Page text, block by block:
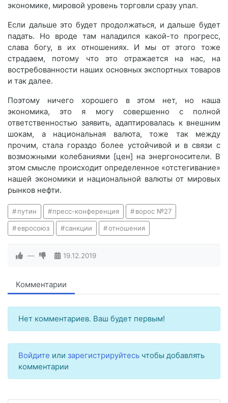
экономике, мировой уровень торговли сразу упал.
Если дальше это будет продолжаться, и дальше будет
падать. Но вроде там наладился какой-то прогресс,
слава богу, в их отношениях. И мы от этого тоже
страдаем, потому что это отражается на нас, на
востребованности наших основных экспортных товаров
и так далее.
Поэтому ничего хорошего в этом нет, но наша
экономика, это я могу совершенно с полной
ответственностью заявить, адаптировалась к внешним
шокам, а национальная валюта, тоже так между
прочим, стала гораздо более устойчивой и в связи с
возможными колебаниями [цен] на энергоносители. В
этом смысле происходит определенное «отстегивание»
нашей экономики и национальной валюты от мировых
рынков нефти.
путин пресс-конференция ворос №27
евросоюз санкции отношения
— 19.12.2019
Комментарии
Нет комментариев. Ваш будет первым!
Войдите или зарегистрируйтесь чтобы добавлять
комментарии